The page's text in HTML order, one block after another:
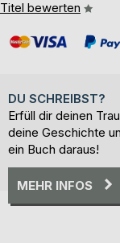
Titel bewerten
DU SCHREIBST?
Erfüll dir deinen
deine Geschichte
ein Buch daraus!
MEHR INFOS